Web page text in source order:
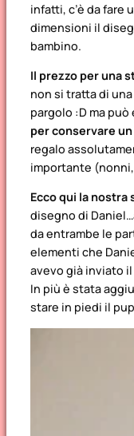
infatti, c’è da fare
dimensioni il
bambino.
Il prezzo per una
non si tratta di
pargolo :D ma può
per conservare
regalo
importante
Ecco qui la nostra
disegno di
da entrambe le
elementi che
avevo già inviato
In più è stata
stare in piedi il